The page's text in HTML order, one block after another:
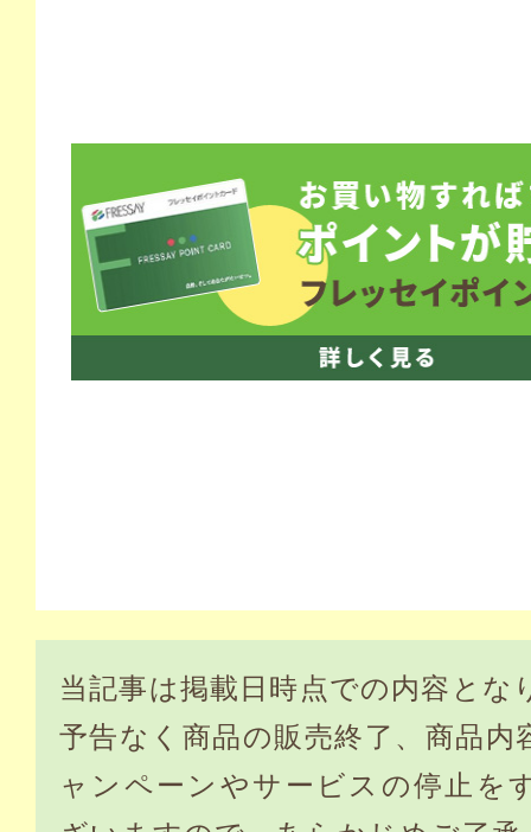
当記事は掲載日時点での内容とな
予告なく商品の販売終了、商品内
ャンペーンやサービスの停止を